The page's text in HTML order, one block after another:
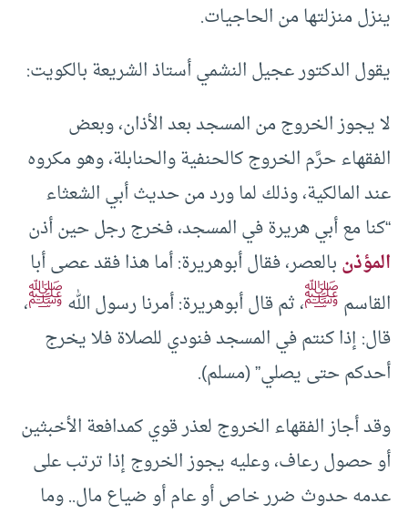
ينزل منزلتها من الحاجيات.
يقول الدكتور عجيل النشمي أستاذ الشريعة بالكويت:
لا يجوز الخروج من المسجد بعد الأذان، وبعض
الفقهاء حرَّم الخروج كالحنفية والحنابلة، وهو مكروه
عند المالكية، وذلك لما ورد من حديث أبي الشعثاء
“كنا مع أبي هريرة في المسجد، فخرج رجل حين أذن
المؤذنبالعصر، فقال أبوهريرة: أما هذا فقد عصى أبا
القاسمﷺ، ثم قال أبوهريرة: أمرنا رسول اللهﷺ،
قال: إذا كنتم في المسجد فنودي للصلاة فلا يخرج
أحدكم حتى يصلي” (مسلم).
وقد أجاز الفقهاء الخروج لعذر قوي كمدافعة الأخبثين
أو حصول رعاف، وعليه يجوز الخروج إذا ترتب على
عدمه حدوث ضرر خاص أو عام أو ضياع مال.. وما